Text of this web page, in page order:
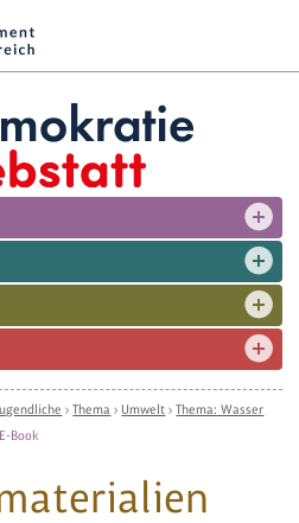
›Thema › Umwelt ›Thema: Wasser
Book